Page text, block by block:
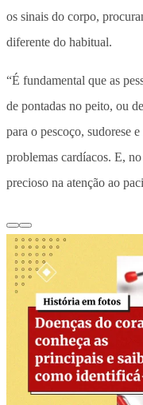
os sinais do corpo,
diferente do habitual.
“É fundamental que as
de pontadas no peito, ou
para o pescoço, sudorese
problemas cardíacos. E,
precioso na atenção ao